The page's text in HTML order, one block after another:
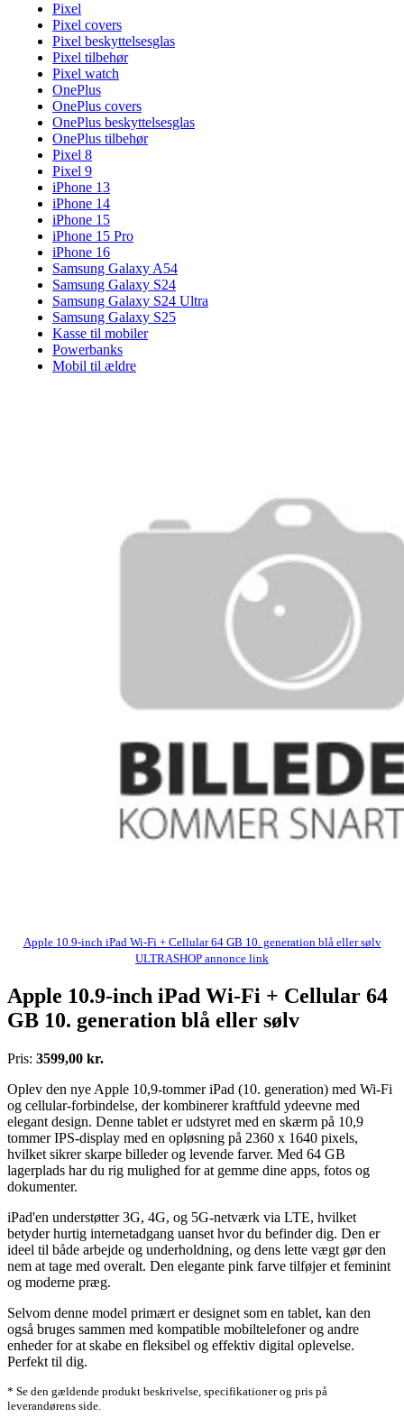
Pixel
Pixel covers
Pixel beskyttelsesglas
Pixel tilbehør
Pixel watch
OnePlus
OnePlus covers
OnePlus beskyttelsesglas
OnePlus tilbehør
Pixel 8
Pixel 9
iPhone 13
iPhone 14
iPhone 15
iPhone 15 Pro
iPhone 16
Samsung Galaxy A54
Samsung Galaxy S24
Samsung Galaxy S24 Ultra
Samsung Galaxy S25
Kasse til mobiler
Powerbanks
Mobil til ældre
Apple 10.9-inch iPad Wi-Fi + Cellular 64 GB 10. generation blå eller sølv
ULTRASHOP annonce link
Apple 10.9-inch iPad Wi-Fi + Cellular 64
GB 10. generation blå eller sølv
Pris: 3599,00 kr.
Oplev den nye Apple 10,9-tommer iPad (10. generation) med Wi-Fi
og cellular-forbindelse, der kombinerer kraftfuld ydeevne med
elegant design. Denne tablet er udstyret med en skærm på 10,9
tommer IPS-display med en opløsning på 2360 x 1640 pixels,
hvilket sikrer skarpe billeder og levende farver. Med 64 GB
lagerplads har du rig mulighed for at gemme dine apps, fotos og
dokumenter.
iPad'en understøtter 3G, 4G, og 5G-netværk via LTE, hvilket
betyder hurtig internetadgang uanset hvor du befinder dig. Den er
ideel til både arbejde og underholdning, og dens lette vægt gør den
nem at tage med overalt. Den elegante pink farve tilføjer et feminint
og moderne præg.
Selvom denne model primært er designet som en tablet, kan den
også bruges sammen med kompatible mobiltelefoner og andre
enheder for at skabe en fleksibel og effektiv digital oplevelse.
Perfekt til dig.
* Se den gældende produkt beskrivelse, specifikationer og pris på
leverandørens side.